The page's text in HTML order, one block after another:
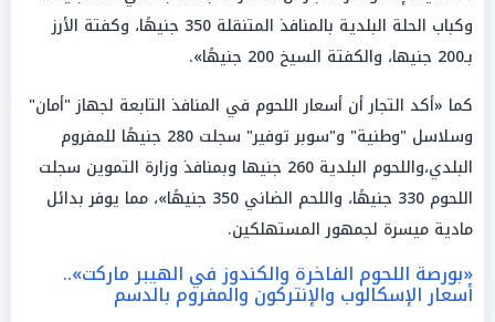
وكباب الحلة البلدية بالمنافذ المتنقلة 350 جنيهًا، وكفتة الأرز
بـ200 جنيها، والكفتة السيخ 200 جنيهًا».
كما «أكد التجار أن أسعار اللحوم في المنافذ التابعة لجهاز "أمان"
وسلاسل "وطنية" و"سوبر توفير" سجلت 280 جنيهًا للمفروم
البلدي،واللحوم البلدية 260 جنيها وبمنافذ وزارة التموين سجلت
اللحوم 330 جنيهًا، واللحم الضاني 350 جنيهًا»، مما يوفر بدائل
مادية ميسرة لجمهور المستهلكين.
«بورصة اللحوم الفاخرة والكندوز في الهيبر ماركت»..
أسعار الإسكالوب والإنتركون والمفروم بالدسم